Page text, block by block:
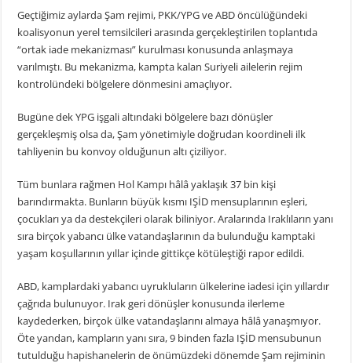
Geçtiğimiz aylarda Şam rejimi, PKK/YPG ve ABD öncülüğündeki
koalisyonun yerel temsilcileri arasında gerçekleştirilen toplantıda
“ortak iade mekanizması” kurulması konusunda anlaşmaya
varılmıştı. Bu mekanizma, kampta kalan Suriyeli ailelerin rejim
kontrolündeki bölgelere dönmesini amaçlıyor.
Bugüne dek YPG işgali altındaki bölgelere bazı dönüşler
gerçekleşmiş olsa da, Şam yönetimiyle doğrudan koordineli ilk
tahliyenin bu konvoy olduğunun altı çiziliyor.
Tüm bunlara rağmen Hol Kampı hâlâ yaklaşık 37 bin kişi
barındırmakta. Bunların büyük kısmı IŞİD mensuplarının eşleri,
çocukları ya da destekçileri olarak biliniyor. Aralarında Iraklıların yanı
sıra birçok yabancı ülke vatandaşlarının da bulunduğu kamptaki
yaşam koşullarının yıllar içinde gittikçe kötüleştiği rapor edildi.
ABD, kamplardaki yabancı uyrukluların ülkelerine iadesi için yıllardır
çağrıda bulunuyor. Irak geri dönüşler konusunda ilerleme
kaydederken, birçok ülke vatandaşlarını almaya hâlâ yanaşmıyor.
Öte yandan, kampların yanı sıra, 9 binden fazla IŞİD mensubunun
tutulduğu hapishanelerin de önümüzdeki dönemde Şam rejiminin